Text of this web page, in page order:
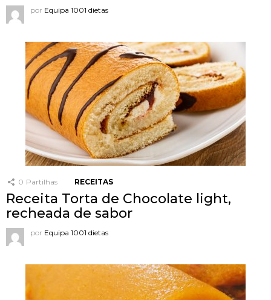
por Equipa 1001 dietas
0 Partilhas RECEITAS
Receita Torta de Chocolate light,
recheada de sabor
por Equipa 1001 dietas